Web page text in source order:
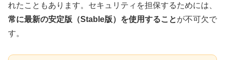
れたこともあります。セキュリティを担保するためには、
常に最新の安定版（Stable版）を使用することが不可欠で
す。